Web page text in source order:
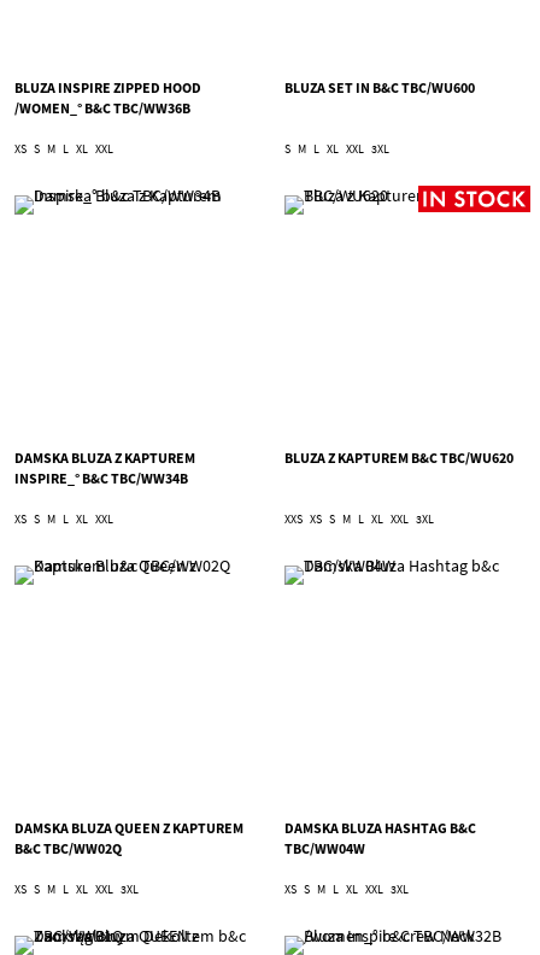
BLUZA INSPIRE ZIPPED HOOD
/WOMEN_° B&C TBC/WW36B
XS S M L XL XXL
BLUZA SET IN B&C TBC/WU600
S M L XL XXL 3XL
DAMSKA BLUZA Z KAPTUREM
INSPIRE_° B&C TBC/WW34B
XS S M L XL XXL
BLUZA Z KAPTUREM B&C TBC/WU620
XXS XS S M L XL XXL 3XL
DAMSKA BLUZA QUEEN Z KAPTUREM
B&C TBC/WW02Q
XS S M L XL XXL 3XL
DAMSKA BLUZA HASHTAG B&C
TBC/WW04W
XS S M L XL XXL 3XL